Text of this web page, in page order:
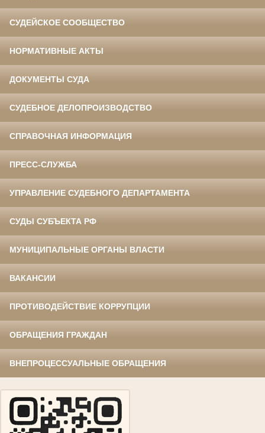
СУДЕЙСКОЕ СООБЩЕСТВО
НОРМАТИВНЫЕ АКТЫ
ДОКУМЕНТЫ СУДА
СУДЕБНОЕ ДЕЛОПРОИЗВОДСТВО
СПРАВОЧНАЯ ИНФОРМАЦИЯ
ПРЕСС-СЛУЖБА
УПРАВЛЕНИЕ СУДЕБНОГО ДЕПАРТАМЕНТА
СУДЫ СУБЪЕКТА РФ
МУНИЦИПАЛЬНЫЕ ОРГАНЫ ВЛАСТИ
ВАКАНСИИ
ПРОТИВОДЕЙСТВИЕ КОРРУПЦИИ
ОБРАЩЕНИЯ ГРАЖДАН
ВНЕПРОЦЕССУАЛЬНЫЕ ОБРАЩЕНИЯ